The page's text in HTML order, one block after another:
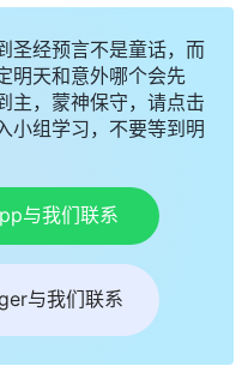
圣经预言不是童话，而
明天和意外哪个会先
主，蒙神保守，请点击
小组学习，不要等到明
与我们联系
与我们联系